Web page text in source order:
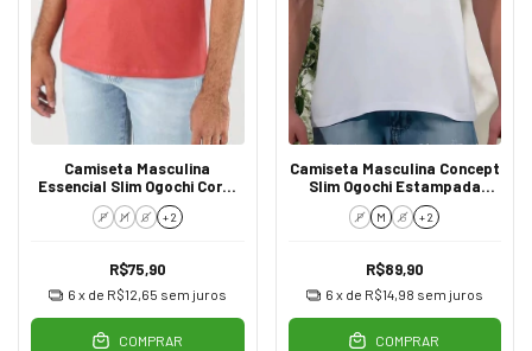
Camiseta Masculina
Essencial Slim Ogochi Coral
1537
P M G + 2
R$75,90
6 x de R$12,65 sem juros
COMPRAR
Camiseta Masculina Concept
Slim Ogochi Estampada
Branca 0001
P M G + 2
R$89,90
6 x de R$14,98 sem juros
COMPRAR